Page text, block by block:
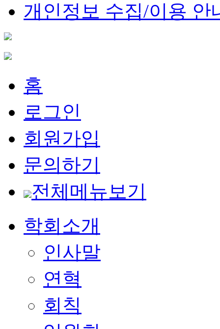
개인정보 수집/이용 안
홈
로그인
회원가입
문의하기
전체메뉴보기
학회소개
인사말
연혁
회칙